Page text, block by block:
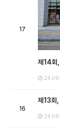
17
제14회
16
제13회